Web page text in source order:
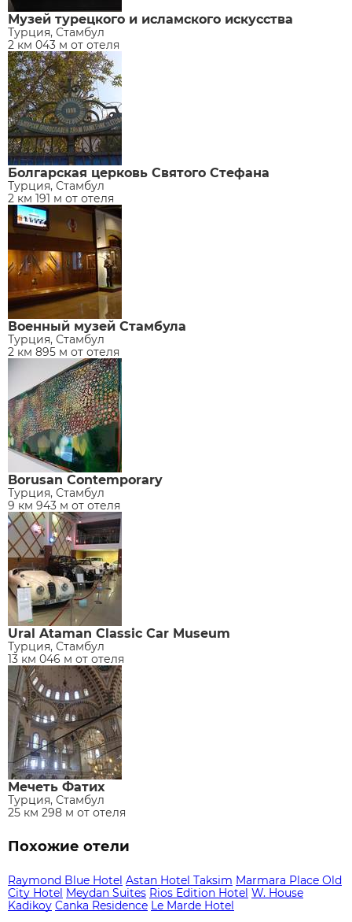
Музей турецкого и исламского искусства
Турция, Стамбул
2 км 043 м от отеля
Болгарская церковь Святого Стефана
Турция, Стамбул
2 км 191 м от отеля
Военный музей Стамбула
Турция, Стамбул
2 км 895 м от отеля
Borusan Contemporary
Турция, Стамбул
9 км 943 м от отеля
Ural Ataman Classic Car Museum
Турция, Стамбул
13 км 046 м от отеля
Мечеть Фатих
Турция, Стамбул
25 км 298 м от отеля
Похожие отели
Raymond Blue Hotel Astan Hotel Taksim Marmara Place Old
City Hotel Meydan Suites Rios Edition Hotel W. House
Kadikoy Canka Residence Le Marde Hotel